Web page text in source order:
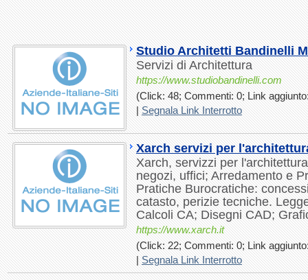
Studio Architetti Bandinelli
Servizi di Architettura
https://www.studiobandinelli.com
(Click: 48; Commenti: 0; Link
|Segnala Link Interrotto
Xarch servizi per
Xarch, servizzi per
negozi, uffici; Arredamento e
Pratiche Burocratiche:
catasto, perizie tecniche.
Calcoli CA; Disegni CAD;
https://www.xarch.it
(Click: 22; Commenti: 0; Link
|Segnala Link Interrotto